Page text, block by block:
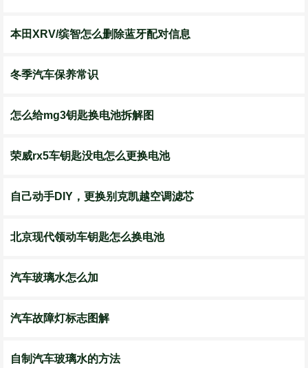
本田XRV/缤智怎么删除蓝牙配对信息
冬季汽车保养常识
怎么给mg3钥匙换电池拆解图
荣威rx5车钥匙没电怎么更换电池
自己动手DIY，更换别克凯越空调滤芯
北京现代领动车钥匙怎么换电池
汽车玻璃水怎么加
汽车故障灯标志图解
自制汽车玻璃水的方法